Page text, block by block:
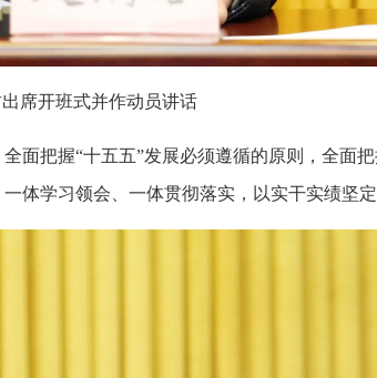
席开班式并作动员讲话
面把握“十五五”发展必须遵循的原则，全面
学习领会、一体贯彻落实，以实干实绩坚定